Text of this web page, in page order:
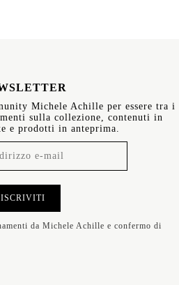
Michele Achille per essere tra i
sulla collezione, contenuti in
e prodotti in anteprima.
ISCRIVITI
da Michele Achille e confermo di